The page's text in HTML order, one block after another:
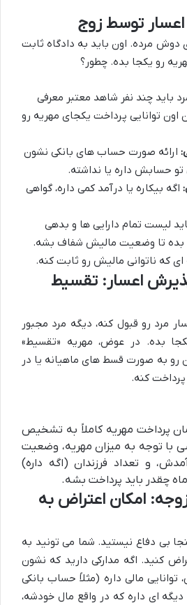
دوش مرده. اون باید به دادگاه ثابت
رو یکجا بده. چطور؟
باید چند نفر شاهد معتبر معرفی
توانایی پرداخت یکجای مهریه رو
ارائه صورت حساب های بانکی نشون
حسابش داره یا نداشته.
اگه بیکاره یا درآمد کمی داره، گواهی
لیست تمام دارایی ها و بدهی
بده تا وضعیت مالیش شفاف بشه.
که ناتوانی مالیش رو ثابت کنه.
پذیرش اعسار: تقسیط
مرد رو قبول کنه، دیگه مرد مجبور
بده. در عوض، مهریه «تقسیط»
رو به صورت قسط های ماهیانه یا در
کنه.
پرداخت مهریه کاملاً به تشخیص
با توجه به میزان مهریه، وضعیت
و تعداد فرزندان (اگه داره)
چقدر باید پرداخت بشه.
زوجه: امکان اعتراض به
بی دفاع نیستید. شما می تونید به
کنید. اگه مدارکی دارید که نشون
توانایی مالی داره (مثلاً حساب بانکی
ای داره که در واقع مال خودشه،